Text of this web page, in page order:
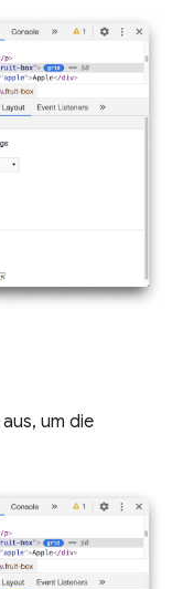
aus, um die